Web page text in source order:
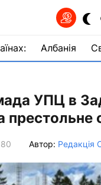
Албанія
УПЦ в
престольне
80 Автор: Редакція